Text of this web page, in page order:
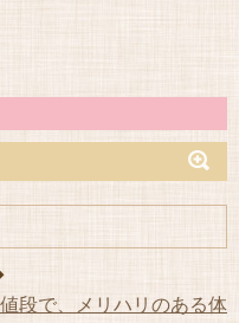
段で、メリハリのある体